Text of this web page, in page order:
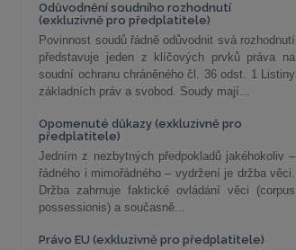
Odůvodnění soudního rozhodnutí
(exkluzivně pro předplatitele)
Povinnost soudů řádně odůvodnit svá rozhodnutí
představuje jeden z klíčových prvků práva na
soudní ochranu chráněného čl. 36 odst. 1 Listiny
základních práv a svobod. Soudy mají...
Opomenuté důkazy (exkluzivně pro
předplatitele)
Jedním z nezbytných předpokladů jakéhokoliv –
řádného i mimořádného – vydržení je držba věci.
Držba zahrnuje faktické ovládání věci (corpus
possessionis) a současně...
Právo EU (exkluzivně pro předplatitele)